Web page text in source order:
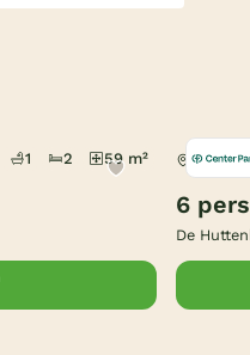
1 2 59 m² Dalen,
6
De